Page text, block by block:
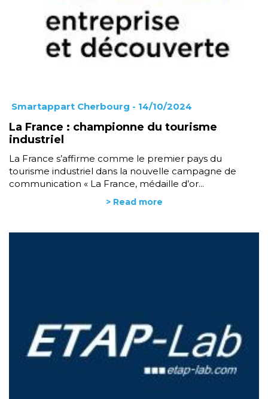
Smartappart Cherbourg - 14/10/2024
La France : championne du tourisme
industriel
La France s’affirme comme le premier pays du
tourisme industriel dans la nouvelle campagne de
communication « La France, médaille d’or...
> Read more